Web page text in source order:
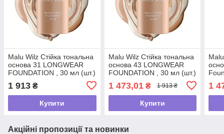
Malu Wilz Стійка тональна
основа 31 LONGWEAR
FOUNDATION , 30 мл (шт.)
1 913 ₴
Купити
Malu Wilz Стійка тональна
основа 43 LONGWEAR
FOUNDATION , 30 мл (шт.)
1 473,01₴ 1 913 ₴
Купити
1
Акційні пропозиції та новинки